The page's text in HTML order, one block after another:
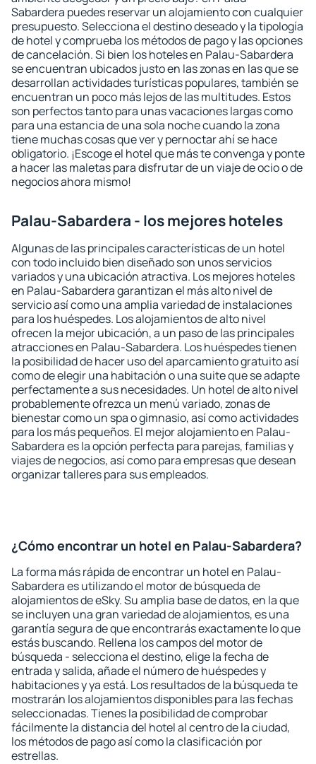
Sabardera puedes reservar un alojamiento con cualquier
presupuesto. Selecciona el destino deseado y la tipología
de hotel y comprueba los métodos de pago y las opciones
de cancelación. Si bien los hoteles en Palau-Sabardera
se encuentran ubicados justo en las zonas en las que se
desarrollan actividades turísticas populares, también se
encuentran un poco más lejos de las multitudes. Estos
son perfectos tanto para unas vacaciones largas como
para una estancia de una sola noche cuando la zona
tiene muchas cosas que ver y pernoctar ahí se hace
obligatorio. ¡Escoge el hotel que más te convenga y ponte
a hacer las maletas para disfrutar de un viaje de ocio o de
negocios ahora mismo!
Palau-Sabardera - los mejores hoteles
Algunas de las principales características de un hotel
con todo incluido bien diseñado son unos servicios
variados y una ubicación atractiva. Los mejores hoteles
en Palau-Sabardera garantizan el más alto nivel de
servicio así como una amplia variedad de instalaciones
para los huéspedes. Los alojamientos de alto nivel
ofrecen la mejor ubicación, a un paso de las principales
atracciones en Palau-Sabardera. Los huéspedes tienen
la posibilidad de hacer uso del aparcamiento gratuito así
como de elegir una habitación o una suite que se adapte
perfectamente a sus necesidades. Un hotel de alto nivel
probablemente ofrezca un menú variado, zonas de
bienestar como un spa o gimnasio, así como actividades
para los más pequeños. El mejor alojamiento en Palau-
Sabardera es la opción perfecta para parejas, familias y
viajes de negocios, así como para empresas que desean
organizar talleres para sus empleados.
¿Cómo encontrar un hotel en Palau-Sabardera?
La forma más rápida de encontrar un hotel en Palau-
Sabardera es utilizando el motor de búsqueda de
alojamientos de eSky. Su amplia base de datos, en la que
se incluyen una gran variedad de alojamientos, es una
garantía segura de que encontrarás exactamente lo que
estás buscando. Rellena los campos del motor de
búsqueda - selecciona el destino, elige la fecha de
entrada y salida, añade el número de huéspedes y
habitaciones y ya está. Los resultados de la búsqueda te
mostrarán los alojamientos disponibles para las fechas
seleccionadas. Tienes la posibilidad de comprobar
fácilmente la distancia del hotel al centro de la ciudad,
los métodos de pago así como la clasificación por
estrellas.